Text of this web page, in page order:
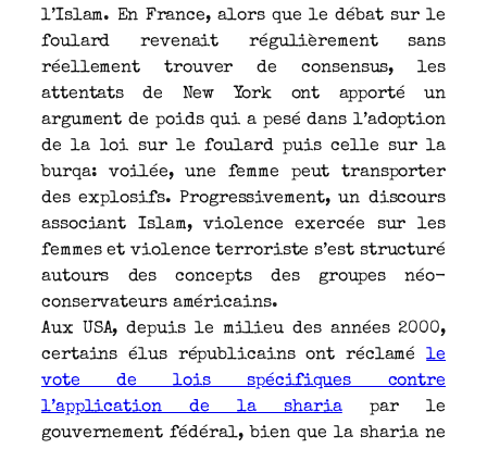
l’Islam. En France, alors que le débat sur le
foulard revenait régulièrement sans
réellement trouver de consensus, les
attentats de New York ont apporté un
argument de poids qui a pesé dans l’adoption
de la loi sur le foulard puis celle sur la
burqa: voilée, une femme peut transporter
des explosifs. Progressivement, un discours
associant Islam, violence exercée sur les
femmes et violence terroriste s’est structuré
autours des concepts des groupes néo-
conservateurs américains.
Aux USA, depuis le milieu des années 2000,
certains élus républicains ont réclaméle
vote de lois spécifiques contre
l’application de la shariapar le
gouvernement fédéral, bien que la sharia ne